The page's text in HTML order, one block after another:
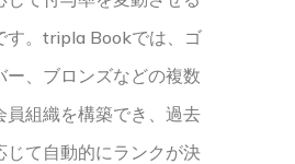
す。tripla Bookでは、ゴ
ー、ブロンズなどの複数
員組織を構築でき、過去
じて自動的にランクが決